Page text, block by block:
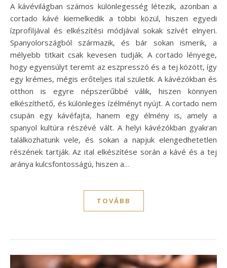
A kávévilágban számos különlegesség létezik, azonban a
cortado kávé kiemelkedik a többi közül, hiszen egyedi
ízprofiljával és elkészítési módjával sokak szívét elnyeri.
Spanyolországból származik, és bár sokan ismerik, a
mélyebb titkait csak kevesen tudják. A cortado lényege,
hogy egyensúlyt teremt az eszpresszó és a tej között, így
egy krémes, mégis erőteljes ital születik. A kávézókban és
otthon is egyre népszerűbbé válik, hiszen könnyen
elkészíthető, és különleges ízélményt nyújt. A cortado nem
csupán egy kávéfajta, hanem egy élmény is, amely a
spanyol kultúra részévé vált. A helyi kávézókban gyakran
találkozhatunk vele, és sokan a napjuk elengedhetetlen
részének tartják. Az ital elkészítése során a kávé és a tej
aránya kulcsfontosságú, hiszen a…
TOVÁBB